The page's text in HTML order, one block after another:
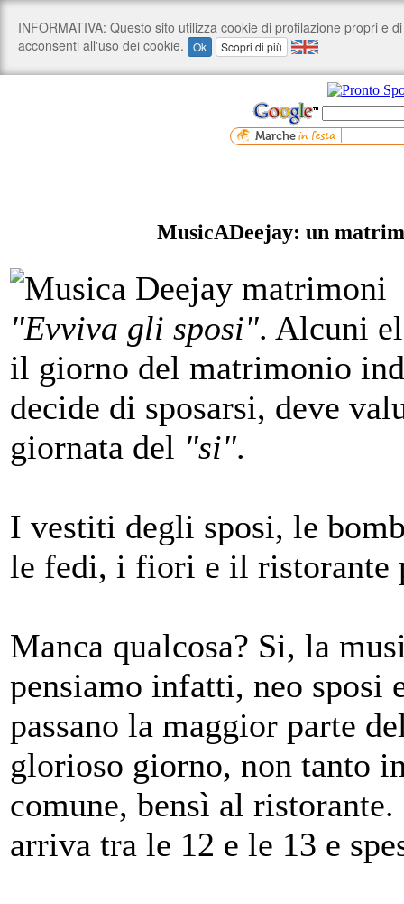
MusicADeejay: un
"Evviva gli sposi". Alcuni
il giorno del matrimonio
decide di sposarsi, deve
giornata del "si".
I vestiti degli sposi, le
le fedi, i fiori e il ristorante
Manca qualcosa? Si, la
pensiamo infatti, neo sposi
passano la maggior parte
glorioso giorno, non tanto
comune, bensì al
arriva tra le 12 e le 13 e